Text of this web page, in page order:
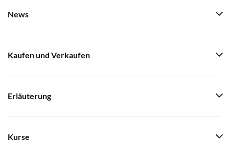
News
Kaufen und Verkaufen
Erläuterung
Kurse